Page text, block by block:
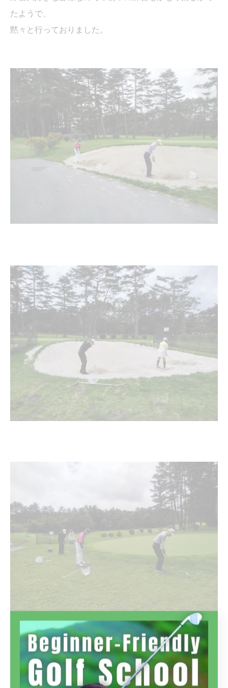
たようで、
黙々と行っておりました。
スクールでは見えないクセやウィークポイントが
見つかり今後の課題として、ますます練習に身が入ると
思っております。